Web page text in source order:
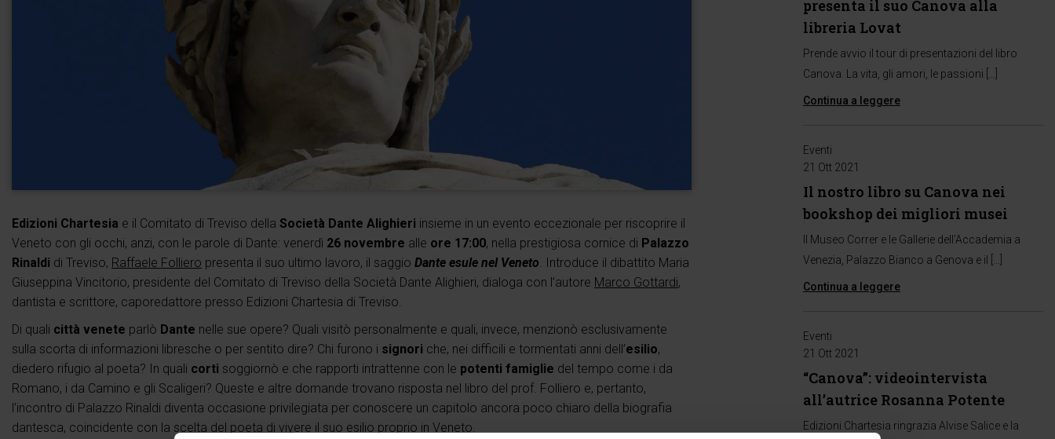
Edizioni Chartesia e il Comitato di Treviso della Società Dante Alighieri insieme in un evento eccezionale per riscoprire il
Veneto con gli occhi, anzi, con le parole di Dante: venerdì 26 novembre alle ore 17:00, nella prestigiosa cornice di Palazzo
Rinaldi di Treviso, Raffaele Folliero presenta il suo ultimo lavoro, il saggio Dante esule nel Veneto. Introduce il dibattito Maria
Giuseppina Vincitorio, presidente del Comitato di Treviso della Società Dante Alighieri, dialoga con l’autore Marco Gottardi,
dantista e scrittore, caporedattore presso Edizioni Chartesia di Treviso.
Di quali città venete parlò Dante nelle sue opere? Quali visitò personalmente e quali, invece, menzionò esclusivamente
sulla scorta di informazioni libresche o per sentito dire? Chi furono i signori che, nei difficili e tormentati anni dell’esilio,
diedero rifugio al poeta? In quali corti soggiornò e che rapporti intrattenne con le potenti famiglie del tempo come i da
Romano, i da Camino e gli Scaligeri? Queste e altre domande trovano risposta nel libro del prof. Folliero e, pertanto,
l’incontro di Palazzo Rinaldi diventa occasione privilegiata per conoscere un capitolo ancora poco chiaro della biografia
dantesca, coincidente con la scelta del poeta di vivere il suo esilio proprio in Veneto.
presenta il suo Canova alla
libreria Lovat
Prende avvio il tour di presentazioni del libro
Canova. La vita, gli amori, le passioni […]
Continua a leggere
Eventi
21 Ott 2021
Il nostro libro su Canova nei
bookshop dei migliori musei
Il Museo Correr e le Gallerie dell’Accademia a
Venezia, Palazzo Bianco a Genova e il […]
Continua a leggere
Eventi
21 Ott 2021
“Canova”: videointervista
all’autrice Rosanna Potente
Edizioni Chartesia ringrazia Alvise Salice e la